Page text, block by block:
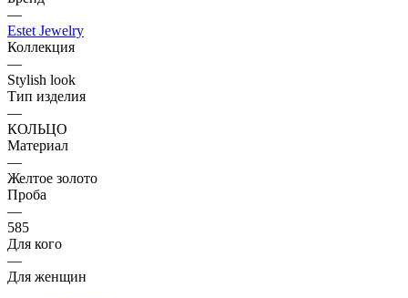
—
Estet Jewelry
Коллекция
—
Stylish look
Тип изделия
—
КОЛЬЦО
Материал
—
Желтое золото
Проба
—
585
Для кого
—
Для женщин